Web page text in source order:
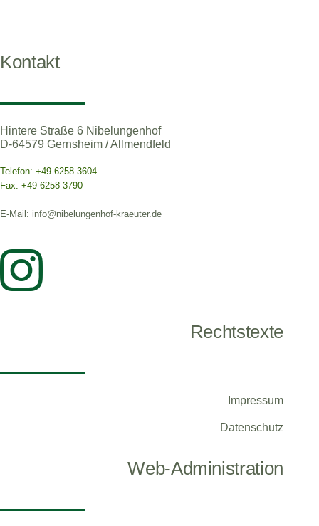
Kontakt
Hintere Straße 6 Nibelungenhof
D-64579 Gernsheim / Allmendfeld
Telefon: +49 6258 3604
Fax: +49 6258 3790
E-Mail: info@nibelungenhof-kraeuter.de
Rechtstexte
Impressum
Datenschutz
Web-Administration